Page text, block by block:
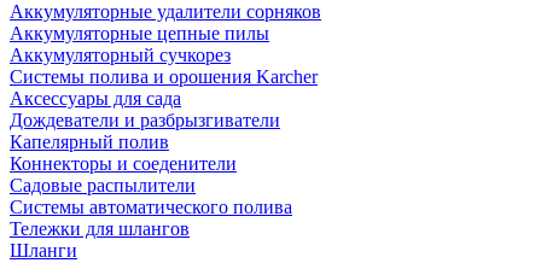
Аккумуляторные удалители сорняков
Аккумуляторные цепные пилы
Аккумуляторный сучкорез
Системы полива и орошения Karcher
Аксессуары для сада
Дождеватели и разбрызгиватели
Капелярный полив
Коннекторы и соеденители
Садовые распылители
Системы автоматического полива
Тележки для шлангов
Шланги